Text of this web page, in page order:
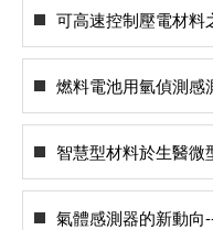
可高速控制壓電材料
燃料電池用氫偵測感
智慧型材料於生醫微
氣體感測器的新動向